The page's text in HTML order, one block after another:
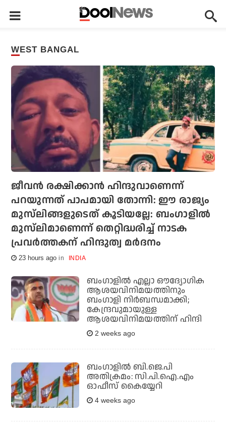
WEST BANGAL
ജീവന്‍ രക്ഷിക്കാന്‍ ഹിന്ദുവാണെന്ന്
പറയുന്നത് പാപമായി തോന്നി: ഈ രാജ്യം
മുസ്‌ലിങ്ങളുടെത് കൂടിയല്ലേ: ബംഗാളില്‍
മുസ്‌ലിമാണെന്ന് തെറ്റിദ്ധരിച്ച് നാടക
പ്രവര്‍ത്തകന് ഹിന്ദുത്വ മര്‍ദനം
23 hours ago INDIA
ബംഗാളില്‍ എല്ലാ ഔദ്യോഗിക
ആശയവിനിമയത്തിനും
ബംഗാളി നിര്‍ബന്ധമാക്കി;
കേന്ദ്രവുമായുള്ള
ആശയവിനിമയത്തിന് ഹിന്ദി
2 weeks ago
ബംഗാളില്‍ ബി.ജെ.പി
അതിക്രമം: സി.പി.ഐ.എം
ഓഫീസ് കൈയ്യേറി
4 weeks ago